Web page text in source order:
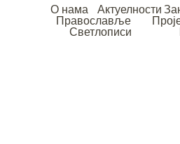
О нама Актуелности
Православље
Светлописи